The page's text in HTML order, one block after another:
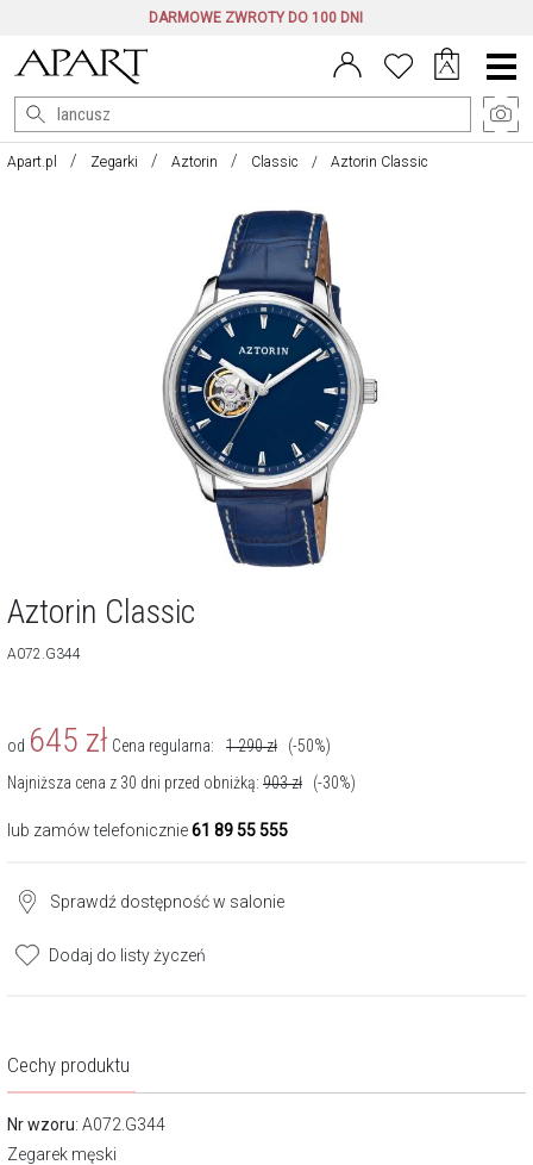
DARMOWE ZWROTY DO 100 DNI
Menu
główne
Apart.pl Zegarki Aztorin Classic Aztorin Classic
Cechy produktu
Nr wzoru: A072.G344
Zegarek męski
Aztorin Classic
A072.G344
od 645 zł Cena regularna: 1 290zł
(-50%)
Najniższa cena z 30 dni przed obniżką: 903zł (-30%)
lub zamów telefonicznie61 89 55 555
Sprawdź dostępność w salonie
Dodaj do listy życzeń